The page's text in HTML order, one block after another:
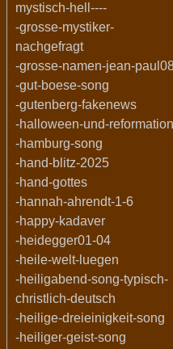
mystisch-hell----
-grosse-mystiker-
nachgefragt
-grosse-namen-jean-
-gut-boese-song
-gutenberg-fakenews
-halloween-und-reformation
-hamburg-song
-hand-blitz-2025
-hand-gottes
-hannah-ahrendt-1-6
-happy-kadaver
-heidegger01-04
-heile-welt-luegen
-heiligabend-song-typisch-
christlich-deutsch
-heilige-dreieinigkeit-song
-heiliger-geist-song